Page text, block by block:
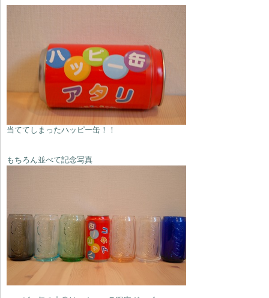
当ててしまったハッピー缶！！
もちろん並べて記念写真